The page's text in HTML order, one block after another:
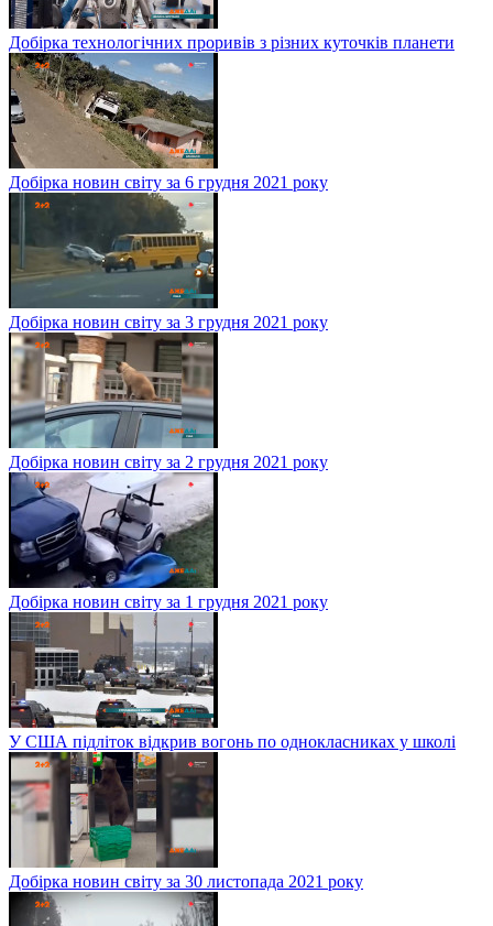
Добірка технологічних проривів з різних куточків планети
Добірка новин світу за 6 грудня 2021 року
Добірка новин світу за 3 грудня 2021 року
Добірка новин світу за 2 грудня 2021 року
Добірка новин світу за 1 грудня 2021 року
У США підліток відкрив вогонь по однокласниках у школі
Добірка новин світу за 30 листопада 2021 року